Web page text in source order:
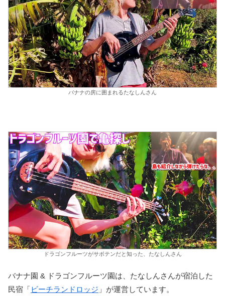
バナナの房に囲まれるたなしんさん
ドラゴンフルーツがサボテンだと知った、たなしんさん
バナナ園 & ドラゴンフルーツ園は、たなしんさんが宿泊した
民宿「ビーチランドロッジ 」が運営しています。